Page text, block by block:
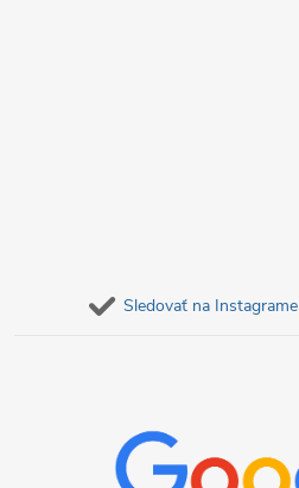
Sledovať na Instagrame